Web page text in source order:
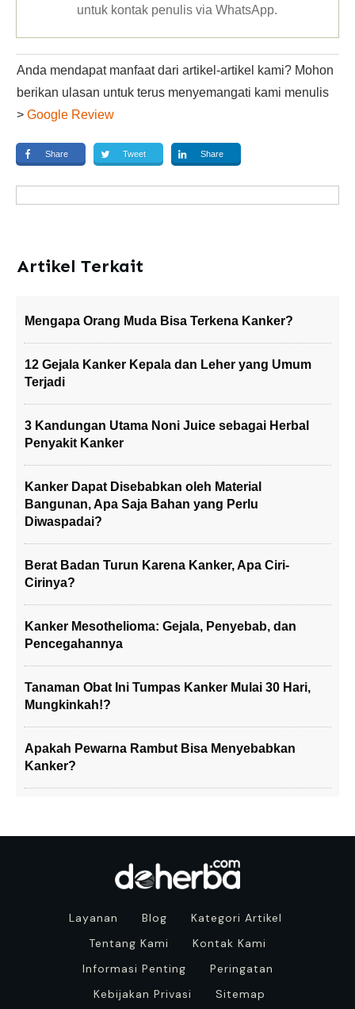
untuk kontak penulis via WhatsApp.
Anda mendapat manfaat dari artikel-artikel kami? Mohon
berikan ulasan untuk terus menyemangati kami menulis
> Google Review
Share Tweet Share
Artikel Terkait
Mengapa Orang Muda Bisa Terkena Kanker?
12 Gejala Kanker Kepala dan Leher yang Umum
Terjadi
3 Kandungan Utama Noni Juice sebagai Herbal
Penyakit Kanker
Kanker Dapat Disebabkan oleh Material
Bangunan, Apa Saja Bahan yang Perlu
Diwaspadai?
Berat Badan Turun Karena Kanker, Apa Ciri-
Cirinya?
Kanker Mesothelioma: Gejala, Penyebab, dan
Pencegahannya
Tanaman Obat Ini Tumpas Kanker Mulai 30 Hari,
Mungkinkah!?
Apakah Pewarna Rambut Bisa Menyebabkan
Kanker?
Layanan Blog
Kategori Artikel
Tentang Kami
Kontak Kami
Informasi Penting
Peringatan
Kebijakan Privasi
Sitemap